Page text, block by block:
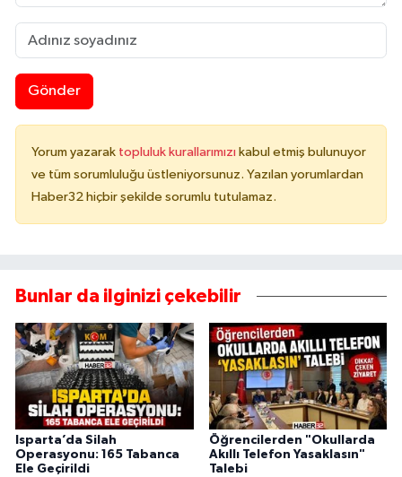
Gönder
Yorum yazarak topluluk kurallarımızı kabul etmiş bulunuyor
ve tüm sorumluluğu üstleniyorsunuz. Yazılan yorumlardan
Haber32 hiçbir şekilde sorumlu tutulamaz.
Bunlar da ilginizi çekebilir
Isparta’da Silah
Operasyonu: 165 Tabanca
Ele Geçirildi
Öğrencilerden "Okullarda
Akıllı Telefon Yasaklasın"
Talebi